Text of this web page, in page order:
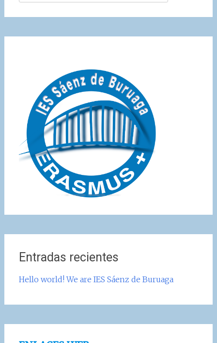
Entradas recientes
Hello world! We are IES Sáenz de Buruaga